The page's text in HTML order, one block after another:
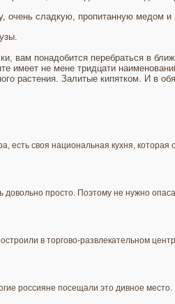
очень сладкую, пропитанную медом
вам понадобится перебраться в
имеет не мене тридцати
растения. Залитые кипятком. И в
есть своя национальная кухня,
просто. Поэтому не нужно
в торгово-развлекательном
россияне посещали это дивное